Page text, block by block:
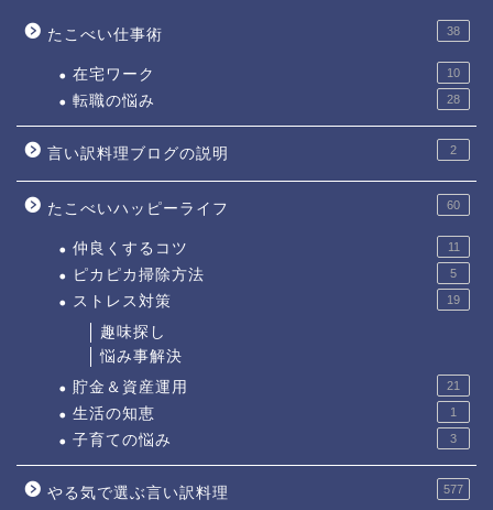
たこべい仕事術 38
在宅ワーク 10
転職の悩み 28
言い訳料理ブログの説明 2
たこべいハッピーライフ 60
仲良くするコツ 11
ピカピカ掃除方法 5
ストレス対策 19
趣味探し
悩み事解決
貯金＆資産運用
21
生活の知恵 1
子育ての悩み 3
やる気で選ぶ言い訳料理 577